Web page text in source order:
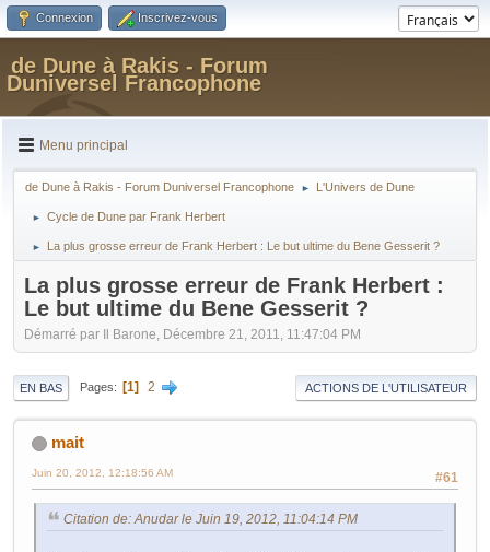
Connexion Inscrivez-vous
de Dune à Rakis - Forum
Duniversel Francophone
Menu principal
de Dune à Rakis - Forum Duniversel Francophone ► L'Univers de Dune
► Cycle de Dune par Frank Herbert
► La plus grosse erreur de Frank Herbert : Le but ultime du Bene Gesserit ?
La plus grosse erreur de Frank Herbert :
Le but ultime du Bene Gesserit ?
Démarré par Il Barone, Décembre 21, 2011, 11:47:04 PM
EN BAS Pages 1 2 ACTIONS DE L'UTILISATEUR
mait
#61
Juin 20, 2012, 12:18:56 AM
Citation de: Anudar le Juin 19, 2012, 11:04:14 PM